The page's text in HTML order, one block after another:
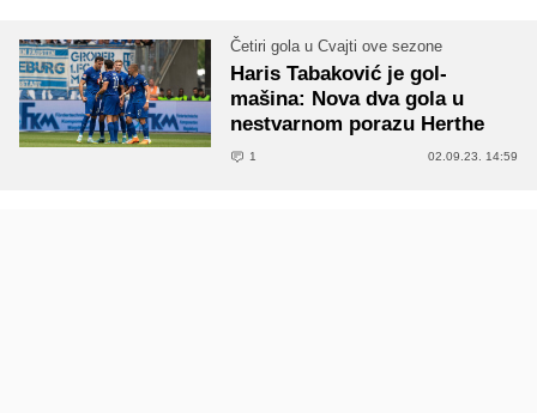
Četiri gola u Cvajti ove sezone
Haris Tabaković je gol-
mašina: Nova dva gola u
nestvarnom porazu Herthe
1 02.09.23. 14:59